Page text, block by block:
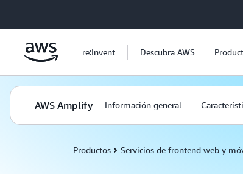
re:Invent Descubra AWS
AWS Amplify Información general
Productos Servicios de frontend web y